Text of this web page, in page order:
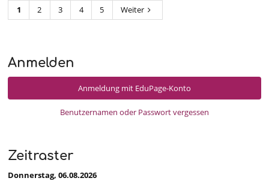
1 2 3 4 5 Weiter
Anmelden
Anmeldung mit EduPage-Konto
Benutzernamen oder Passwort vergessen
Zeitraster
Donnerstag, 06.08.2026